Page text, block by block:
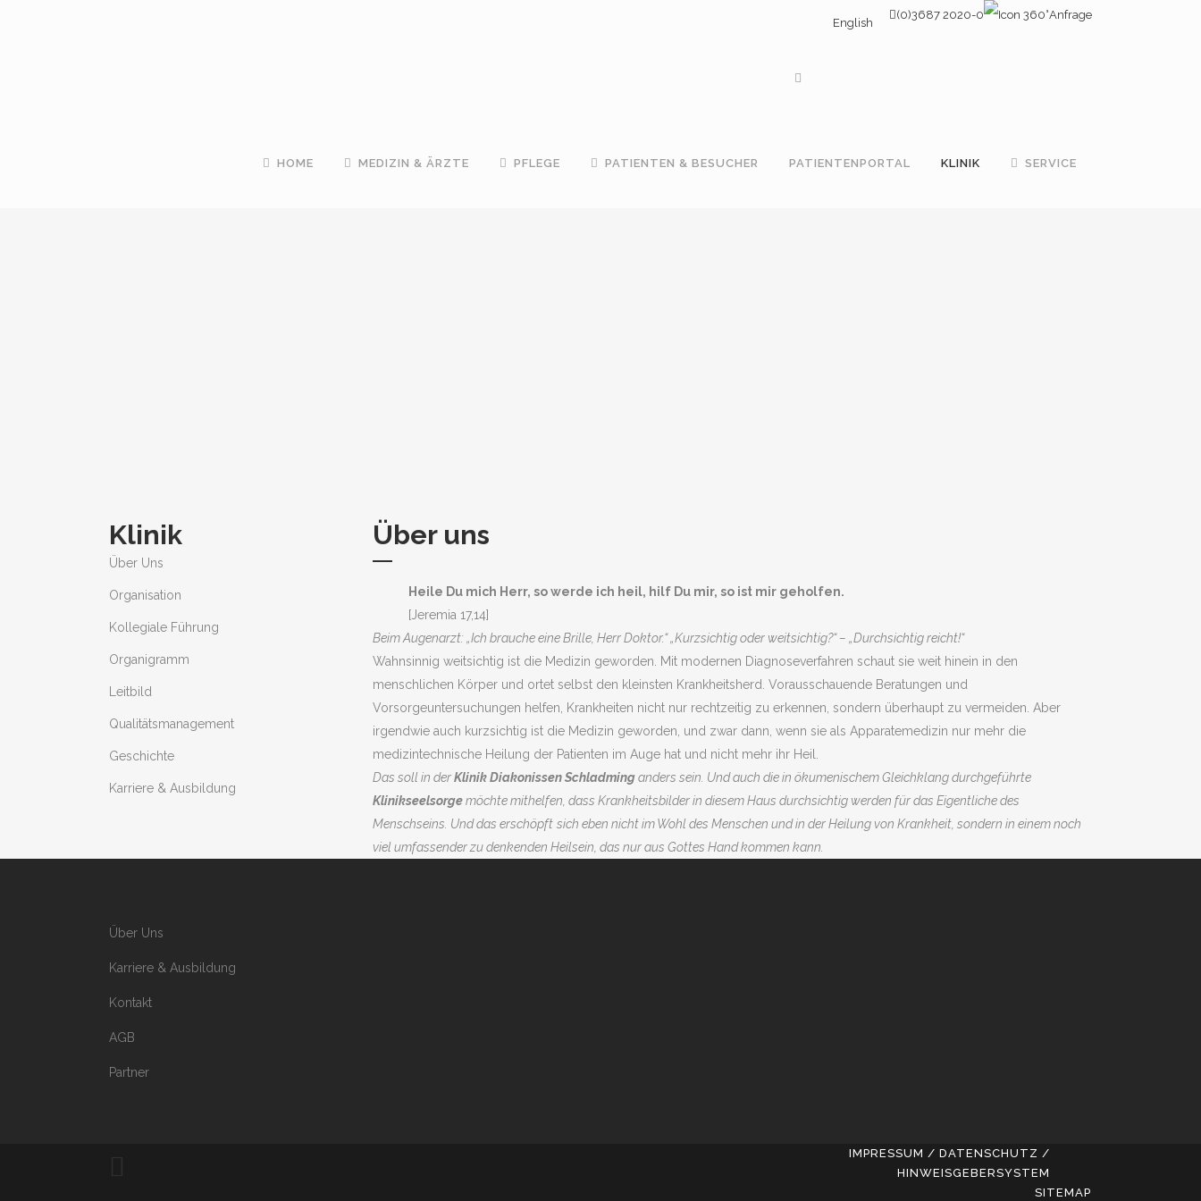
English
(0)3687 2020-0 Anfrage
HOME MEDIZIN & ÄRZTE PFLEGE PATIENTEN & BESUCHER PATIENTENPORTAL KLINIK SERVICE
Klinik
Über Uns
Organisation
Kollegiale Führung
Organigramm
Leitbild
Qualitätsmanagement
Geschichte
Karriere & Ausbildung
Über uns
Heile Du mich Herr, so werde ich heil, hilf Du mir, so ist mir geholfen.
[Jeremia 17,14]
Beim Augenarzt: „Ich brauche eine Brille, Herr Doktor.“ „Kurzsichtig oder weitsichtig?“ – „Durchsichtig reicht!“
Wahnsinnig weitsichtig ist die Medizin geworden. Mit modernen Diagnoseverfahren schaut sie weit hinein in den
menschlichen Körper und ortet selbst den kleinsten Krankheitsherd. Vorausschauende Beratungen und
Vorsorgeuntersuchungen helfen, Krankheiten nicht nur rechtzeitig zu erkennen, sondern überhaupt zu vermeiden. Aber
irgendwie auch kurzsichtig ist die Medizin geworden, und zwar dann, wenn sie als Apparatemedizin nur mehr die
medizintechnische Heilung der Patienten im Auge hat und nicht mehr ihr Heil.
Das soll in derKlinik Diakonissen Schladminganders sein. Und auch die in ökumenischem Gleichklang durchgeführte
Klinikseelsorgemöchte mithelfen, dass Krankheitsbilder in diesem Haus durchsichtig werden für das Eigentliche des
Menschseins. Und das erschöpft sich eben nicht im Wohl des Menschen und in der Heilung von Krankheit, sondern in einem noch
viel umfassender zu denkenden Heilsein, das nur aus Gottes Hand kommen kann.
Über Uns
Karriere & Ausbildung
Kontakt
AGB
Partner
IMPRESSUM / DATENSCHUTZ /
HINWEISGEBERSYSTEM
SITEMAP